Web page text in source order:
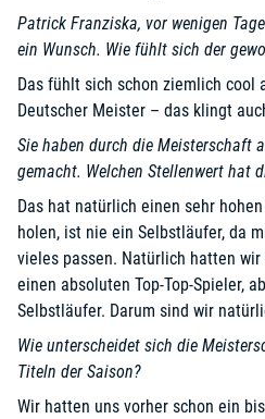
Patrick Franziska, vor wenigen
ein Wunsch. Wie fühlt sich der
Das fühlt sich schon ziemlich cool
Deutscher Meister – das klingt
Sie haben durch die Meisterschaft
gemacht. Welchen Stellenwert hat
Das hat natürlich einen sehr
holen, ist nie ein Selbstläufer, da
vieles passen. Natürlich hatten wir
einen absoluten Top-Top-Spieler,
Selbstläufer. Darum sind wir
Wie unterscheidet sich die
Titeln der Saison?
Wir hatten uns vorher schon ein